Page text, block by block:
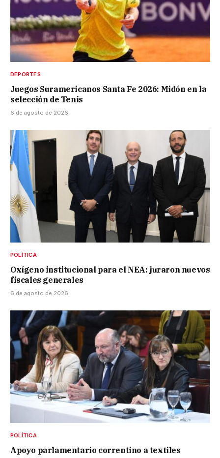
DEPORTES
Juegos Suramericanos Santa Fe 2026: Midón en la
selección de Tenis
6 de agosto de 2026
POLÍTICA
Oxígeno institucional para el NEA: juraron nuevos
fiscales generales
6 de agosto de 2026
POLÍTICA
Apoyo parlamentario correntino a textiles